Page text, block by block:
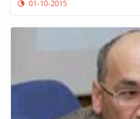
01-10-2015